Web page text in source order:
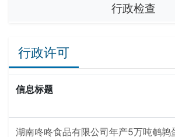
行政检查
行政许可
信息标题
湖南咚咚食品有限公司年产5万吨鹌鹑